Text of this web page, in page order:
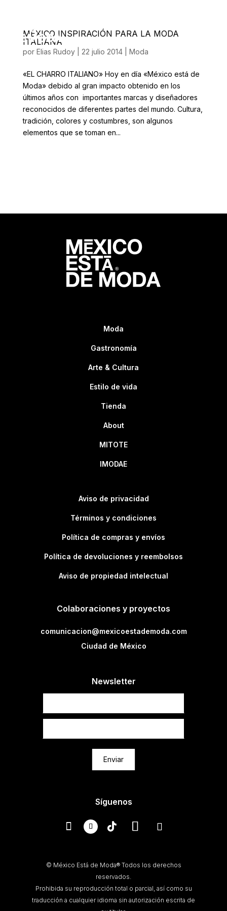
MÉXICO INSPIRACIÓN PARA LA MODA
ITALIANA
por Elias Rudoy| 22 julio 2014| Moda
«EL CHARRO ITALIANO» Hoy en día «México está de
Moda» debido al gran impacto obtenido en los
últimos años con importantes marcas y diseñadores
reconocidos de diferentes partes del mundo. Cultura,
tradición, colores y costumbres, son algunos
elementos que se toman en...
Moda
Gastronomía
Arte & Cultura
Estilo de vida
Tienda
About
MITOTE
IMODAE
Aviso de privacidad
Términos y condiciones
Política de compras y envíos
Política de devoluciones y reembolsos
Aviso de propiedad intelectual
Colaboraciones y proyectos
comunicacion@mexicoestademoda.com
Ciudad de México
Newsletter
Enviar
Síguenos
© México Está de Moda® Todos los derechos
reservados.
Prohibida su reproducción total o parcial, así como su
traducción a cualquier idioma sin autorización escrita de